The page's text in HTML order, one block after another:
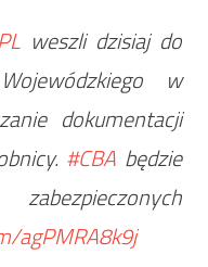
weszli dzisiaj do
w
dokumentacji
#CBA będzie
agPMRA8k9j